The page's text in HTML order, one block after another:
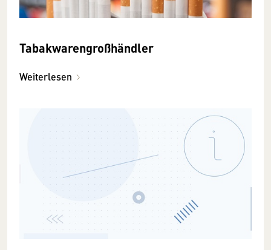
Tabakwarengroßhändler
Weiterlesen